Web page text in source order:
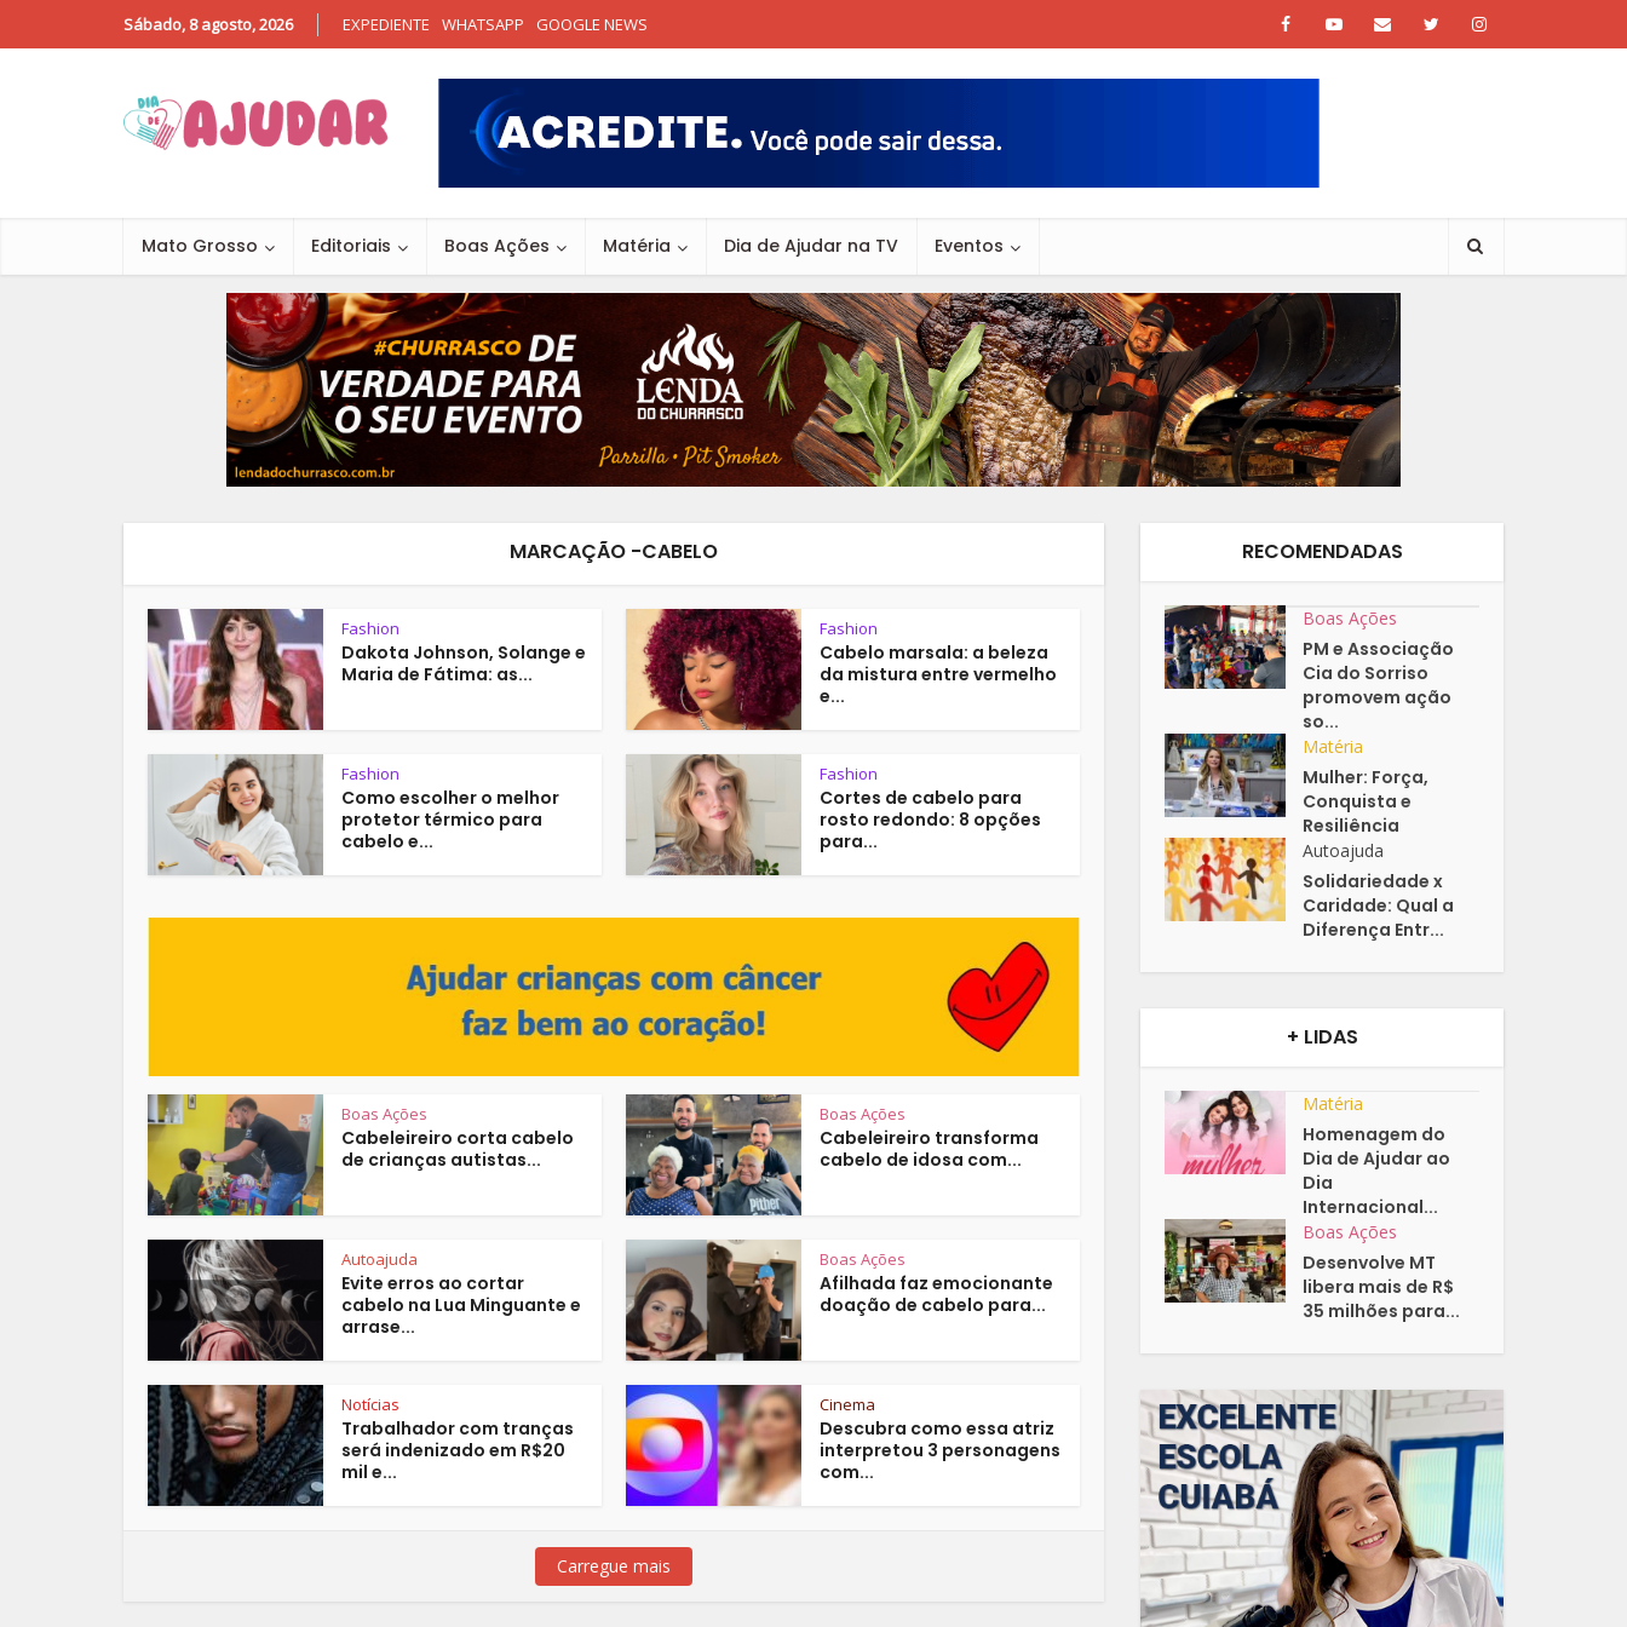
Sábado, 8 agosto, 2026 EXPEDIENTE WHATSAPP GOOGLE NEWS
Mato Grosso Editoriais Boas Ações Matéria Dia de Ajudar na TV Eventos
MARCAÇÃO -CABELO
Fashion
Dakota Johnson, Solange e
Maria de Fátima: as...
Fashion
Cabelo marsala: a beleza
da mistura entre vermelho
e...
Fashion
Como escolher o melhor
protetor térmico para
cabelo e...
Fashion
Cortes de cabelo para
rosto redondo: 8 opções
para...
Boas Ações
Cabeleireiro corta cabelo
de crianças autistas...
Boas Ações
Cabeleireiro transforma
cabelo de idosa com...
Autoajuda
Evite erros ao cortar
cabelo na Lua Minguante e
arrase...
Boas Ações
Afilhada faz emocionante
doação de cabelo para...
Notícias
Trabalhador com tranças
será indenizado em R$20
mil e...
Cinema
Descubra como essa atriz
interpretou 3 personagens
com...
Carregue mais
RECOMENDADAS
Boas Ações
PM e Associação
Cia do Sorriso
promovem ação
so...
Matéria
Mulher: Força,
Conquista e
Resiliência
Autoajuda
Solidariedade x
Caridade: Qual a
Diferença Entr...
+ LIDAS
Matéria
Homenagem do
Dia de Ajudar ao
Dia
Internacional...
Boas Ações
Desenvolve MT
libera mais de R$
35 milhões para...